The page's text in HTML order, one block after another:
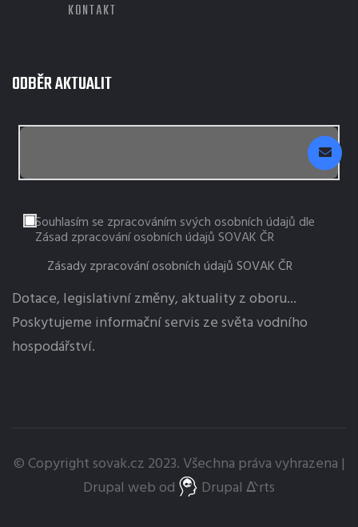
KONTAKT
ODBĚR AKTUALIT
Souhlasím se zpracováním svých osobních údajů dle
Zásad zpracování osobních údajů SOVAK ČR
Zásady zpracování osobních údajů SOVAK ČR
Dotace, legislativní změny, aktuality z oboru...
Poskytujeme informační servis ze světa vodního
hospodářství.
© Copyright sovak.cz 2023. Všechna práva vyhrazena |
Drupal web od Drupal ᐬrts